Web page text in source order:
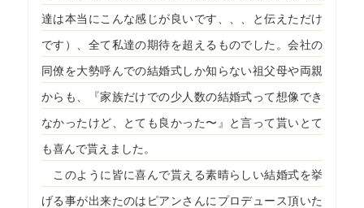
達は本当にこんな感じが良いです、、、と伝えただけ
です）、全て私達の期待を超えるものでした。会社の
同僚を大勢呼んでの結婚式しか知らない祖父母や両親
からも、『家族だけでの少人数の結婚式って想像でき
なかったけど、とても良かった〜』と言って貰いとて
も喜んで貰えました。
このように皆に喜んで貰える素晴らしい結婚式を挙
げる事が出来たのはピアンさんにプロデュース頂いた